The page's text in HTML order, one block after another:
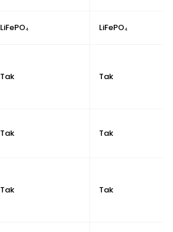
LiFePO₄ LiFePO₄
Tak Tak
Tak Tak
Tak Tak